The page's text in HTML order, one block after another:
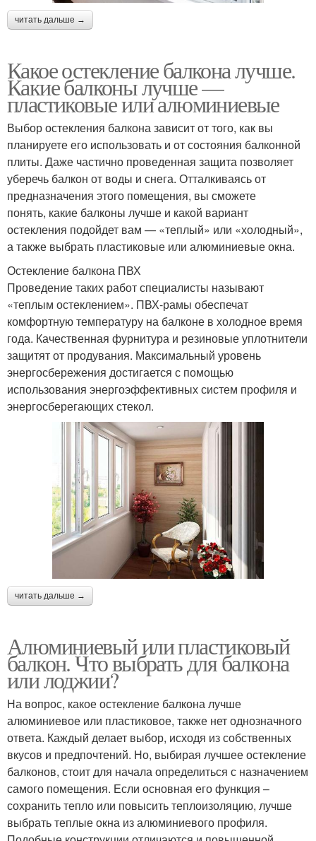
читать дальше →
Какое остекление балкона лучше.
Какие балконы лучше —
пластиковые или алюминиевые
Выбор остекления балкона зависит от того, как вы
планируете его использовать и от состояния балконной
плиты. Даже частично проведенная защита позволяет
уберечь балкон от воды и снега. Отталкиваясь от
предназначения этого помещения, вы сможете
понять, какие балконы лучше и какой вариант
остекления подойдет вам — «теплый» или «холодный»,
а также выбрать пластиковые или алюминиевые окна.
Остекление балкона ПВХ
Проведение таких работ специалисты называют
«теплым остеклением». ПВХ-рамы обеспечат
комфортную температуру на балконе в холодное время
года. Качественная фурнитура и резиновые уплотнители
защитят от продувания. Максимальный уровень
энергосбережения достигается с помощью
использования энергоэффективных систем профиля и
энергосберегающих стекол.
читать дальше →
Алюминиевый или пластиковый
балкон. Что выбрать для балкона
или лоджии?
На вопрос, какое остекление балкона лучше
алюминиевое или пластиковое, также нет однозначного
ответа. Каждый делает выбор, исходя из собственных
вкусов и предпочтений. Но, выбирая лучшее остекление
балконов, стоит для начала определиться с назначением
самого помещения. Если основная его функция –
сохранить тепло или повысить теплоизоляцию, лучше
выбрать теплые окна из алюминиевого профиля.